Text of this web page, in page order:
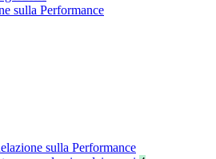
sulla Performance
sulla Performance